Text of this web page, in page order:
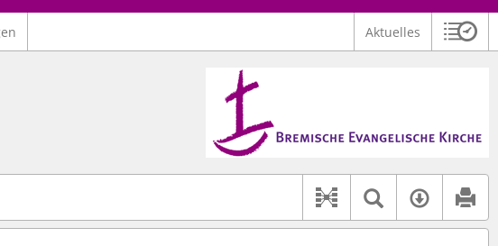
Aktuelles
Bsp. Pfarrer*, findet auch: "Pfarrerinitiative" oder "Pfarrerausschuss".
Logo Bremische Evangelische Kirche
Dokument-
Textsuche